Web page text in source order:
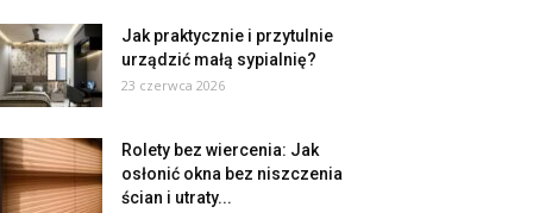
Jak praktycznie i przytulnie
urządzić małą sypialnię?
23 czerwca 2026
Rolety bez wiercenia: Jak
osłonić okna bez niszczenia
ścian i utraty...